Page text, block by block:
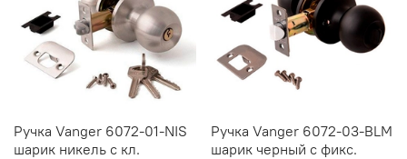
Ручка Vanger 6072-01-NIS
шарик никель с кл.
Ручка Vanger 6072-03-BLM
шарик черный с фикс.